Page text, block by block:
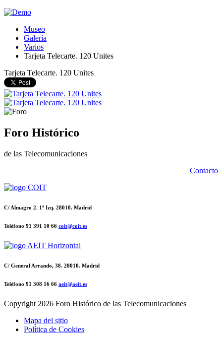
Museo
Galería
Varios
Tarjeta Telecarte. 120 Unites
Tarjeta Telecarte. 120 Unites
Foro Histórico
de las Telecomunicaciones
Contacto
C/ Almagro 2. 1º Izq. 28010. Madrid
Teléfono 91 391 10 66 coit@coit.es
C/ General Arrando, 38. 28010. Madrid
Teléfono 91 308 16 66 aeit@aeit.es
Copyright 2026 Foro Histórico de las Telecomunicaciones
Mapa del sitio
Política de Cookies